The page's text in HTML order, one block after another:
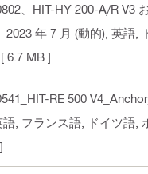
、HIT-HY 200-A/R V3
2023 年 7 月 (動的) , 英語,
[ 6.7 MB ]
RE 500
語, フランス語, ドイツ語,